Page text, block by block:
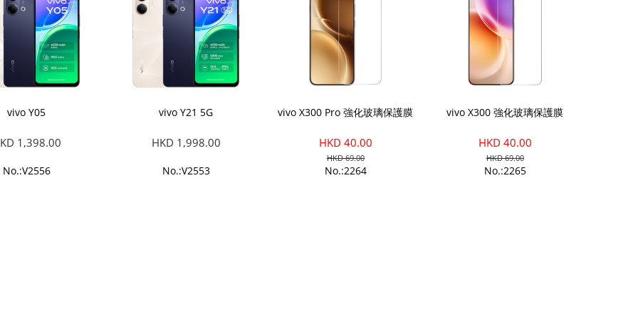
vivo Y05
1,398.00
No.:V2556
vivo Y21 5G
HKD 1,998.00
No.:V2553
vivo X300 Pro 強化玻璃保護膜
HKD 40.00
HKD 69.00
No.:2264
vivo X300 強化玻璃保護膜
HKD 40.00
HKD 69.00
No.:2265